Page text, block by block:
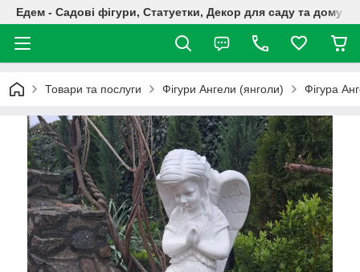
Едем - Садові фігури, Статуетки, Декор для саду та дому
Товари та послуги Фігури Ангели (янголи) Фігура